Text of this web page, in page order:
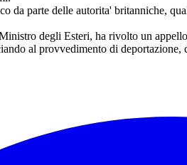
da parte delle autorita' britanniche,
degli Esteri, ha rivolto un
al provvedimento di